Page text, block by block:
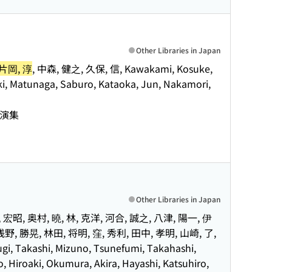
岡, 淳, 中森, 健之, 久保, 信, Kawakami, Kosuke,
Matunaga, Saburo, Kataoka, Jun, Nakamori,
集
Other Libraries in Japan
昭, 奥村, 曉, 林, 克洋, 河合, 誠之, 八津, 陽一, 伊
, 勝晃, 林田, 将明, 窪, 秀利, 田中, 孝明, 山崎, 了,
Takashi, Mizuno, Tsunefumi, Takahashi,
Hiroaki, Okumura, Akira, Hayashi, Katsuhiro,
Other Libraries in Japan